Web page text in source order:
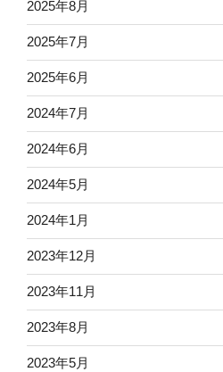
2025年8月
2025年7月
2025年6月
2024年7月
2024年6月
2024年5月
2024年1月
2023年12月
2023年11月
2023年8月
2023年5月